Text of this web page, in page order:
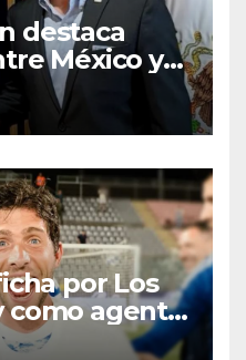
destaca
México y
en
de
por Los
como agente